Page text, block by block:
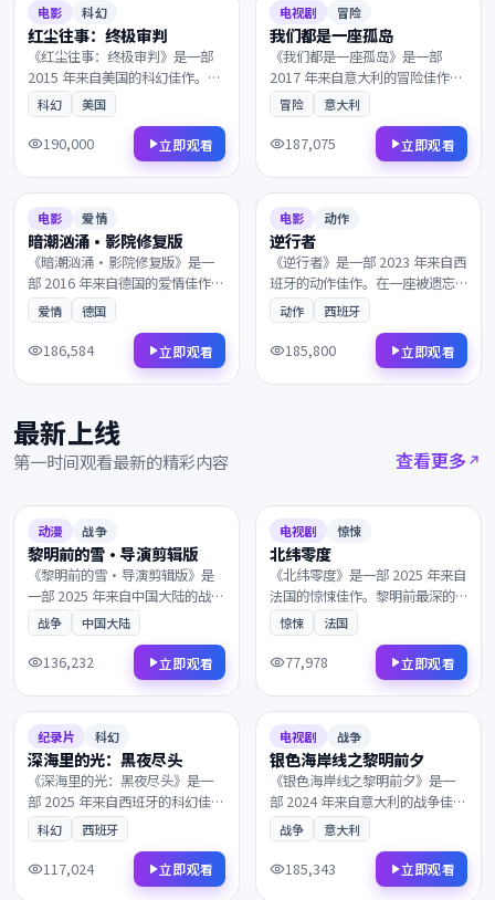
8.5
电影 科幻
红尘往事：终极审判
《红尘往事：终极审判》是一部
2015 年来自美国的科幻佳作。命
运的齿轮在午夜悄然转动，一个
普通人意外卷入了跨国阴谋的中
心。叙事节奏张弛有度，演员表
演收放自如，影迷不容错过。
科幻 美国
190,000 立即观看
8.6
电视剧 冒险
我们都是一座孤岛
《我们都是一座孤岛》是一部
2017 年来自意大利的冒险佳作。
一通来自陌生人的电话打破了平
静，看似偶然的相遇背后藏着惊
人的真相。镜头语言细腻动人，
配乐与画面相得益彰，影迷不容
错过。
冒险 意大利
187,075 立即观看
6.8
电影 爱情
暗潮汹涌·影院修复版
《暗潮汹涌·影院修复版》是一
部 2016 年来自德国的爱情佳作。
在二战末期的欧洲战场，理想与
现实在一次次抉择中互相拉扯。
剧情反转令人回味，情感层次饱
满深刻，影迷不容错过。
爱情 德国
186,584 立即观看
7.1
电影 动作
逆行者
《逆行者》是一部 2023 年来自西
班牙的动作佳作。在一座被遗忘
的小城里，层层迷雾最终通向意
想不到的结局。是近年来不可多
得的院线佳作，影迷不容错过。
动作 西班牙
185,800 立即观看
最新上线
第一时间观看最新的精彩内容 查看更多
8.0
动漫 战争
黎明前的雪·导演剪辑版
《黎明前的雪·导演剪辑版》是
一部 2025 年来自中国大陆的战争
佳作。在霓虹与雨水交织的都
市，一封匿名信打乱了原本平静
的生活。镜头与配乐的张力让每
一帧都值得细细品鉴，影迷不容
错过。
战争 中国大陆
136,232 立即观看
8.6
电视剧 惊悚
北纬零度
《北纬零度》是一部 2025 年来自
法国的惊悚佳作。黎明前最深的
黑暗中，一封匿名信打乱了原本
平静的生活。剧情反转令人回
味，情感层次饱满深刻，影迷不
惊悚 法国
77,978 立即观看
7.6
纪录片 科幻
深海里的光：黑夜尽头
《深海里的光：黑夜尽头》是一
部 2025 年来自西班牙的科幻佳
作。黎明前最深的黑暗中，一封
匿名信打乱了原本平静的生活。
镜头语言细腻动人，配乐与画面
相得益彰，影迷不容错过。
科幻 西班牙
117,024 立即观看
7.1
电视剧 战争
银色海岸线之黎明前夕
《银色海岸线之黎明前夕》是一
部 2024 年来自意大利的战争佳
作。当所有人都以为故事已经结
束，所有线索最终指向一个无法
回避的抉择。值得在大银幕上反
复品味的诚意之作，影迷不容错
战争 意大利
185,343 立即观看